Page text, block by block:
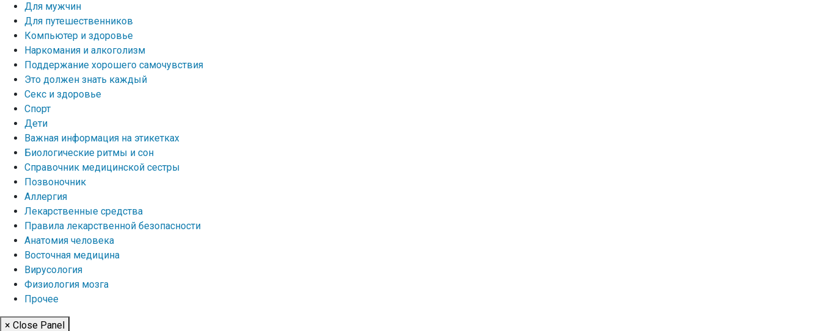
Для мужчин
Для путешественников
Компьютер и здоровье
Наркомания и алкоголизм
Поддержание хорошего самочувствия
Это должен знать каждый
Секс и здоровье
Спорт
Дети
Важная информация на этикетках
Биологические ритмы и сон
Справочник медицинской сестры
Позвоночник
Аллергия
Лекарственные средства
Правила лекарственной безопасности
Aнатомия человека
Восточная медицина
Вирусология
Физиология мозга
Прочее
× Close Panel